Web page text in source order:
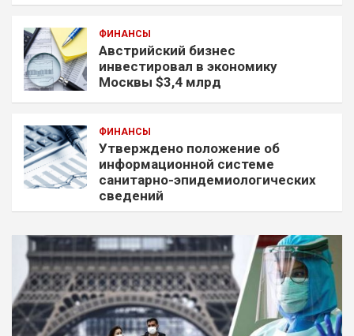
ФИНАНСЫ
Австрийский бизнес
инвестировал в экономику
Москвы $3,4 млрд
ФИНАНСЫ
Утверждено положение об
информационной системе
санитарно-эпидемиологических
сведений